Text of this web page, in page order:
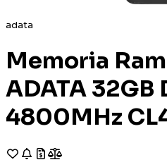
adata
Memoria
ADATA 32GB
4800MHz